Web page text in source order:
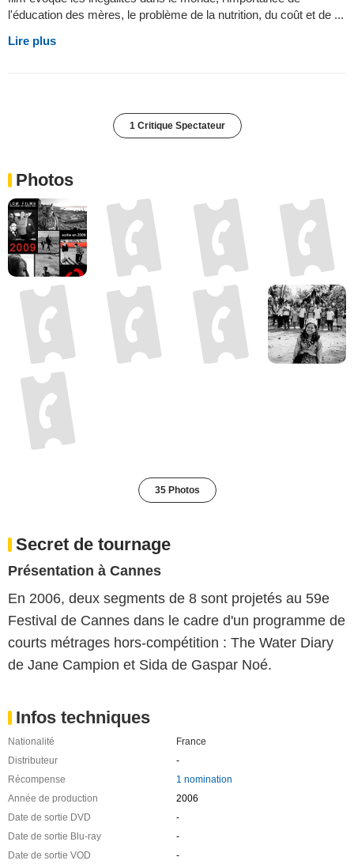
l'éducation des mères, le problème de la nutrition, du coût et de ...
Lire plus
1 Critique Spectateur
Photos
35 Photos
Secret de tournage
Présentation à Cannes
En 2006, deux segments de 8 sont projetés au 59e
Festival de Cannes dans le cadre d'un programme de
courts métrages hors-compétition : The Water Diary
de Jane Campion et Sida de Gaspar Noé.
Infos techniques
Nationalité
France
Distributeur
-
Récompense
1 nomination
Année de production
2006
Date de sortie DVD
-
Date de sortie Blu-ray
-
Date de sortie VOD
-